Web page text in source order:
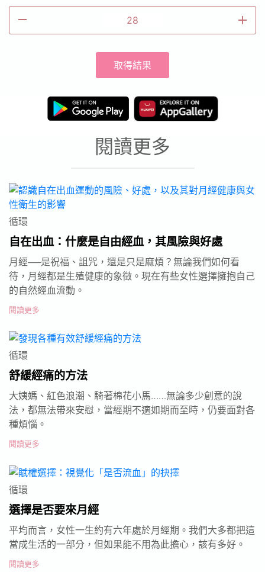
remove add
取得結果
閱讀更多
循環
自在出血：什麼是自由經血，其風險與好處
月經──是祝福、詛咒，還是只是麻煩？無論我們如何看
待，月經都是生殖健康的象徵。現在有些女性選擇擁抱自己
的自然經血流動。
閱讀更多
循環
舒緩經痛的方法
大姨媽、紅色浪潮、騎著棉花小馬……無論多少創意的說
法，都無法帶來安慰，當經期不適如期而至時，仍要面對各
種煩惱。
閱讀更多
循環
選擇是否要來月經
平均而言，女性一生約有六年處於月經期。我們大多都把這
當成生活的一部分，但如果能不用為此擔心，該有多好。
閱讀更多